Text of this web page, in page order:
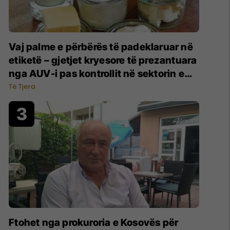
Vaj palme e përbërës të padeklaruar në
etiketë – gjetjet kryesore të prezantuara
nga AUV-i pas kontrollit në sektorin e
qumështit
Të Tjera
Ftohet nga prokuroria e Kosovës për